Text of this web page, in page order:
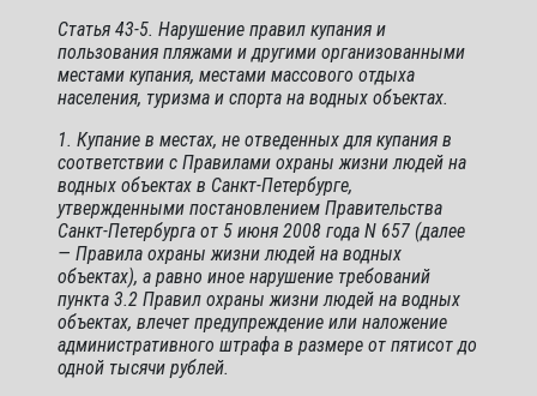
Статья 43-5. Нарушение правил купания и
пользования пляжами и другими организованными
местами купания, местами массового отдыха
населения, туризма и спорта на водных объектах.
1. Купание в местах, не отведенных для купания в
соответствии с Правилами охраны жизни людей на
водных объектах в Санкт-Петербурге,
утвержденными постановлением Правительства
Санкт-Петербурга от 5 июня 2008 года N 657 (далее
— Правила охраны жизни людей на водных
объектах), а равно иное нарушение требований
пункта 3.2 Правил охраны жизни людей на водных
объектах, влечет предупреждение или наложение
административного штрафа в размере от пятисот до
одной тысячи рублей.